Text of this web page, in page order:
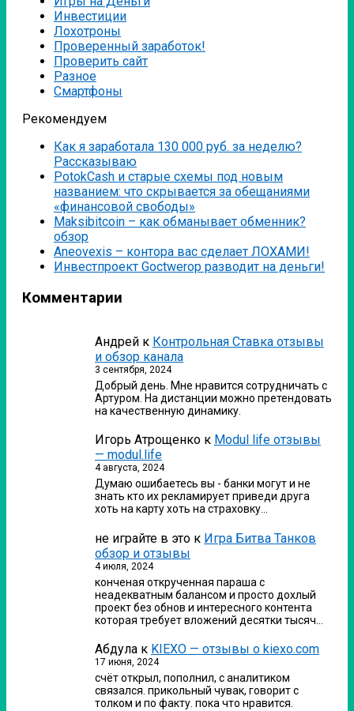
Инвестиции
Лохотроны
Проверенный заработок!
Проверить сайт
Разное
Смартфоны
Рекомендуем
Как я заработала 130 000 руб. за неделю?
Рассказываю
PotokCash и старые схемы под новым
названием: что скрывается за обещаниями
«финансовой свободы»
Мaksibitcoin – как обманывает обменник?
обзор
Аneovexis – контора вас сделает ЛОХАМИ!
Инвестпроект Goctwerop разводит на деньги!
Комментарии
Андрей к Контрольная Ставка отзывы
и обзор канала
3 сентября, 2024
Добрый день. Мне нравится сотрудничать с
Артуром. На дистанции можно претендовать
на качественную динамику.
Игорь Атрощенко к Modul life отзывы
— modul.life
4 августа, 2024
Думаю ошибаетесь вы - банки могут и не
знать кто их рекламирует приведи друга
хоть на карту хоть на страховку…
не играйте в это к Игра Битва Танков
обзор и отзывы
4 июля, 2024
конченая открученная параша с
неадекватным балансом и просто дохлый
проект без обнов и интересного контента
которая требует вложений десятки тысяч…
Абдула к KIEXO — отзывы о kiexo.com
17 июня, 2024
счёт открыл, пополнил, с аналитиком
связался. прикольный чувак, говорит с
толком и по факту. пока что нравится.